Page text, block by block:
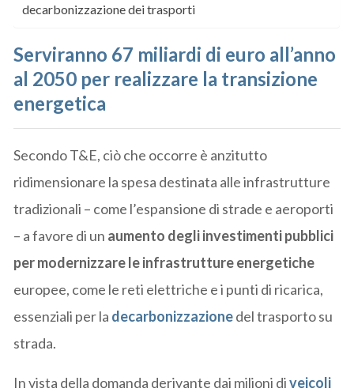
decarbonizzazione dei trasporti
Serviranno 67 miliardi di euro all’anno
al 2050 per realizzare la transizione
energetica
Secondo T&E, ciò che occorre è anzitutto
ridimensionare la spesa destinata alle infrastrutture
tradizionali – come l’espansione di strade e aeroporti
– a favore di un aumento degli investimenti pubblici
per modernizzare le infrastrutture energetiche
europee, come le reti elettriche e i punti di ricarica,
essenziali per la decarbonizzazionedel trasporto su
strada.
In vista della domanda derivante dai milioni diveicoli